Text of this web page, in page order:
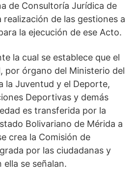
de Consultoría Jurídica de
realización de las gestiones a
la ejecución de ese Acto.
la cual se establece que el
por órgano del Ministerio del
la Juventud y el Deporte,
Deportivas y demás
es transferida por la
Bolivariano de Mérida a
crea la Comisión de
por las ciudadanas y
ella se señalan.